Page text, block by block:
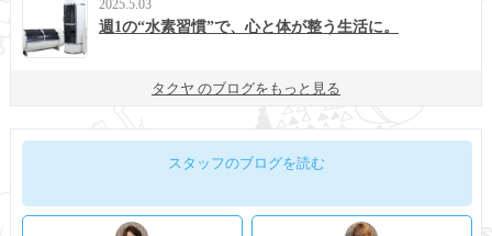
2025.5.03
週1の“水素習慣”で、心と体が整う生活に。
タクヤ のブログをもっと見る
スタッフのブログを読む